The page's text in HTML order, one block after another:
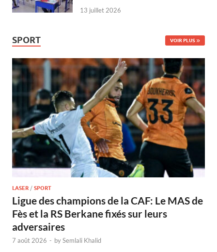
13 juillet 2026
SPORT VOIR PLUS
LASER / SPORT
Ligue des champions de la CAF: Le MAS de
Fès et la RS Berkane fixés sur leurs
adversaires
7 août 2026 - bySemlali Khalid